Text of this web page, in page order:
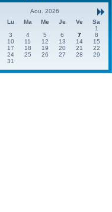
Aou. 2026
Lu Ma Me Je Ve
Sa
1
3 4 5 6 7
8
10 11 12 13 14
15
17 18 19 20 21
22
24 25 26 27 28
29
31